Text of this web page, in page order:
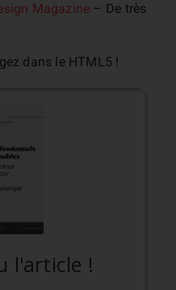
Magazine – De très
dans le HTML5 !
l'article !